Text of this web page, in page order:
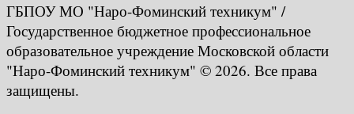
ГБПОУ МО "Наро-Фоминский техникум" /
Государственное бюджетное профессиональное
образовательное учреждение Московской области
"Наро-Фоминский техникум" © 2026. Все права
защищены.